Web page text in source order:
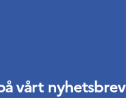
vårt nyhetsbrev